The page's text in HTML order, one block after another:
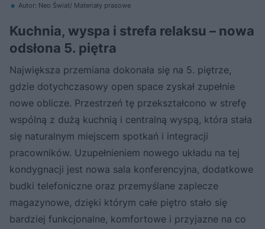
Autor: Neo Świat/ Materiały prasowe
Kuchnia, wyspa i strefa relaksu – nowa
odsłona 5. piętra
Największa przemiana dokonała się na 5. piętrze,
gdzie dotychczasowy open space zyskał zupełnie
nowe oblicze. Przestrzeń tę przekształcono w strefę
wspólną z dużą kuchnią i centralną wyspą, która stała
się naturalnym miejscem spotkań i integracji
pracowników. Uzupełnieniem nowego układu na tej
kondygnacji jest nowa sala konferencyjna, dodatkowe
budki telefoniczne oraz przemyślane zaplecze
magazynowe, dzięki którym całe piętro stało się
bardziej funkcjonalne, komfortowe i przyjazne na co